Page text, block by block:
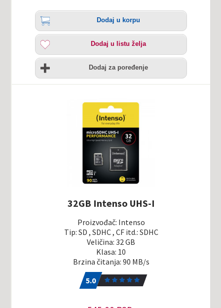
Količina
Dodaj
korpu
Dodaj u korpu
Dodaj
listu
želja
Dodaj u listu želja
Uporedi
Dodaj za poređenje
32GB Intenso UHS-I
Proizvođač: Intenso
Tip: SD , SDHC , CF itd.: SDHC
Veličina: 32 GB
Klasa: 10
Brzina čitanja: 90 MB/s
5.0